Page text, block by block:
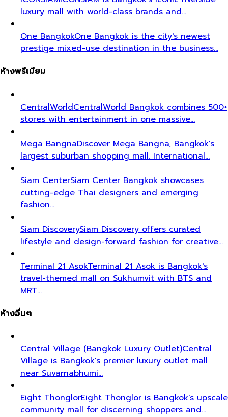
luxury mall with world-class brands and…
One BangkokOne Bangkok is the city's newest
prestige mixed-use destination in the business…
ห้างพรีเมียม
CentralWorldCentralWorld Bangkok combines 500+
stores with entertainment in one massive…
Mega BangnaDiscover Mega Bangna, Bangkok's
largest suburban shopping mall. International…
Siam CenterSiam Center Bangkok showcases
cutting-edge Thai designers and emerging
fashion…
Siam DiscoverySiam Discovery offers curated
lifestyle and design-forward fashion for creative…
Terminal 21 AsokTerminal 21 Asok is Bangkok's
travel-themed mall on Sukhumvit with BTS and
MRT…
ห้างอื่นๆ
Central Village (Bangkok Luxury Outlet)Central
Village is Bangkok's premier luxury outlet mall
near Suvarnabhumi…
Eight ThonglorEight Thonglor is Bangkok's upscale
community mall for discerning shoppers and…